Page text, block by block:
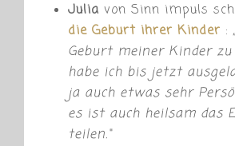
Julia von Sinn impuls
die Geburt ihrer Kinder :„
Geburt meiner Kinder zu
habe ich bis jetzt
ja auch etwas sehr
es ist auch heilsam das
teilen.“